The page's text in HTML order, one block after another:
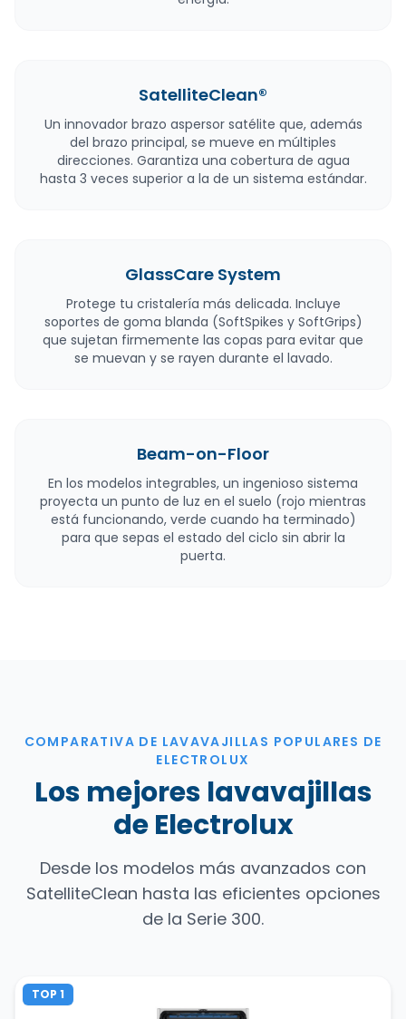
SatelliteClean®
Un innovador brazo aspersor satélite que, además
del brazo principal, se mueve en múltiples
direcciones. Garantiza una cobertura de agua
hasta 3 veces superior a la de un sistema estándar.
GlassCare System
Protege tu cristalería más delicada. Incluye
soportes de goma blanda (SoftSpikes y SoftGrips)
que sujetan firmemente las copas para evitar que
se muevan y se rayen durante el lavado.
Beam-on-Floor
En los modelos integrables, un ingenioso sistema
proyecta un punto de luz en el suelo (rojo mientras
está funcionando, verde cuando ha terminado)
para que sepas el estado del ciclo sin abrir la
puerta.
COMPARATIVA DE LAVAVAJILLAS POPULARES DE
ELECTROLUX
Los mejores lavavajillas
de Electrolux
Desde los modelos más avanzados con
SatelliteClean hasta las eficientes opciones
de la Serie 300.
TOP 1